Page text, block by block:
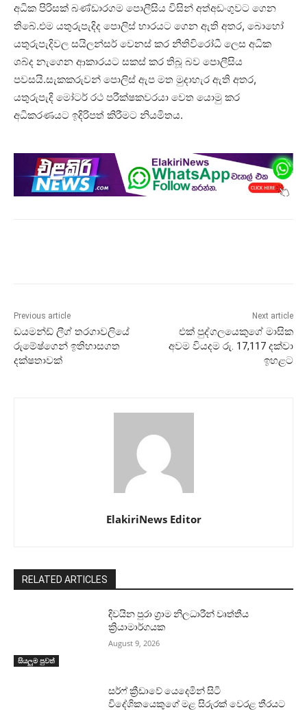
අධික පිරිසක් බණ්ඩාරගම පොලීසිය විසින් අත්අඩංගුවට ගෙන
තිබේ.එම යතුරුපැදිද පොලිස් භාරයට ගෙන ඇති අතර, බොහෝ
යතුරුපැදිවල සයිලන්සර් වෙනස් කර නීතිවිරෝධී ලෙස අධික
ශබ්ද නැගෙන ආකාරයට සකස් කර තිබූ බව පොලීසිය
පවසයි.සැකකරුවන් පොලිස් ඇප මත මුදාහැර ඇති අතර,
යතුරුපැදි මෝටර් රථ පරීක්ෂකවරයා වෙත යොමු කර
අධිකරණයට ඉදිරිපත් කිරීමට නියමිතය.
Previous article
ඩයමන්ඩ් ලීග් තරගාවලියේ
රුමේෂ්ගෙන් ඉතිහාසගත
දක්ෂතාවක්
Next article
එක් පුද්ගලයෙකුගේ මාසික
අවම වියදම රු. 17,117 දක්වා
ඉහළට
ElakiriNews Editor
RELATED ARTICLES
සියලුම පුවත්
දිවයින පුරා ග්‍රාම නිලධාරීන් වෘත්තීය
ක්‍රියාමාර්ගයක
August 9, 2026
සර්ෆ් ක්‍රීඩාවේ යෙදෙමින් සිටි
විදේශිකයෙකුගේ මළ සිරුරක් වෙරළ තීරයට